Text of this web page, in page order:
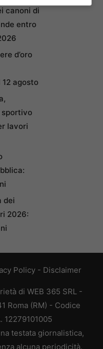
canoni di
entro
d’oro
agosto
sportivo
lavori
dei
2026:
Policy - Disclaimer
di WEB 365 SRL -
Roma (RM) - Codice
12279101005
testata giornalistica,
alcuna periodicità.